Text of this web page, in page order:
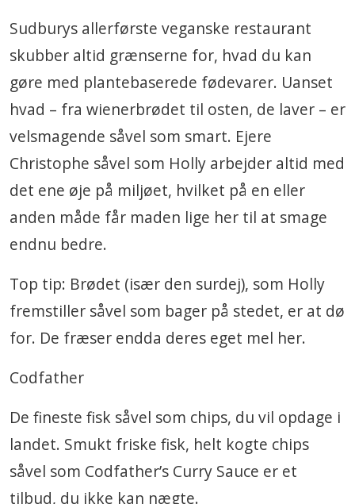
Sudburys allerførste veganske restaurant
skubber altid grænserne for, hvad du kan
gøre med plantebaserede fødevarer. Uanset
hvad – fra wienerbrødet til osten, de laver – er
velsmagende såvel som smart. Ejere
Christophe såvel som Holly arbejder altid med
det ene øje på miljøet, hvilket på en eller
anden måde får maden lige her til at smage
endnu bedre.
Top tip: Brødet (især den surdej), som Holly
fremstiller såvel som bager på stedet, er at dø
for. De fræser endda deres eget mel her.
Codfather
De fineste fisk såvel som chips, du vil opdage i
landet. Smukt friske fisk, helt kogte chips
såvel som Codfather’s Curry Sauce er et
tilbud, du ikke kan nægte.